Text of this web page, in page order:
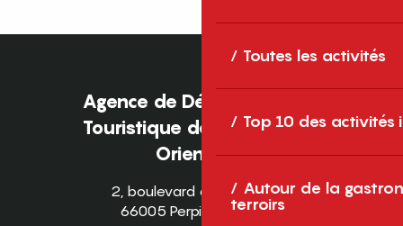
Toutes les activités
Top 10 des activités
Autour de la
terroirs
Agence de Développement
Touristique des Pyrénées-
Orientales
2, boulevard des Pyrénées
66005 Perpignan Cedex